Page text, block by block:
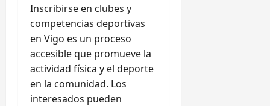
Inscribirse en clubes y
competencias deportivas
en Vigo es un proceso
accesible que promueve la
actividad física y el deporte
en la comunidad. Los
interesados pueden